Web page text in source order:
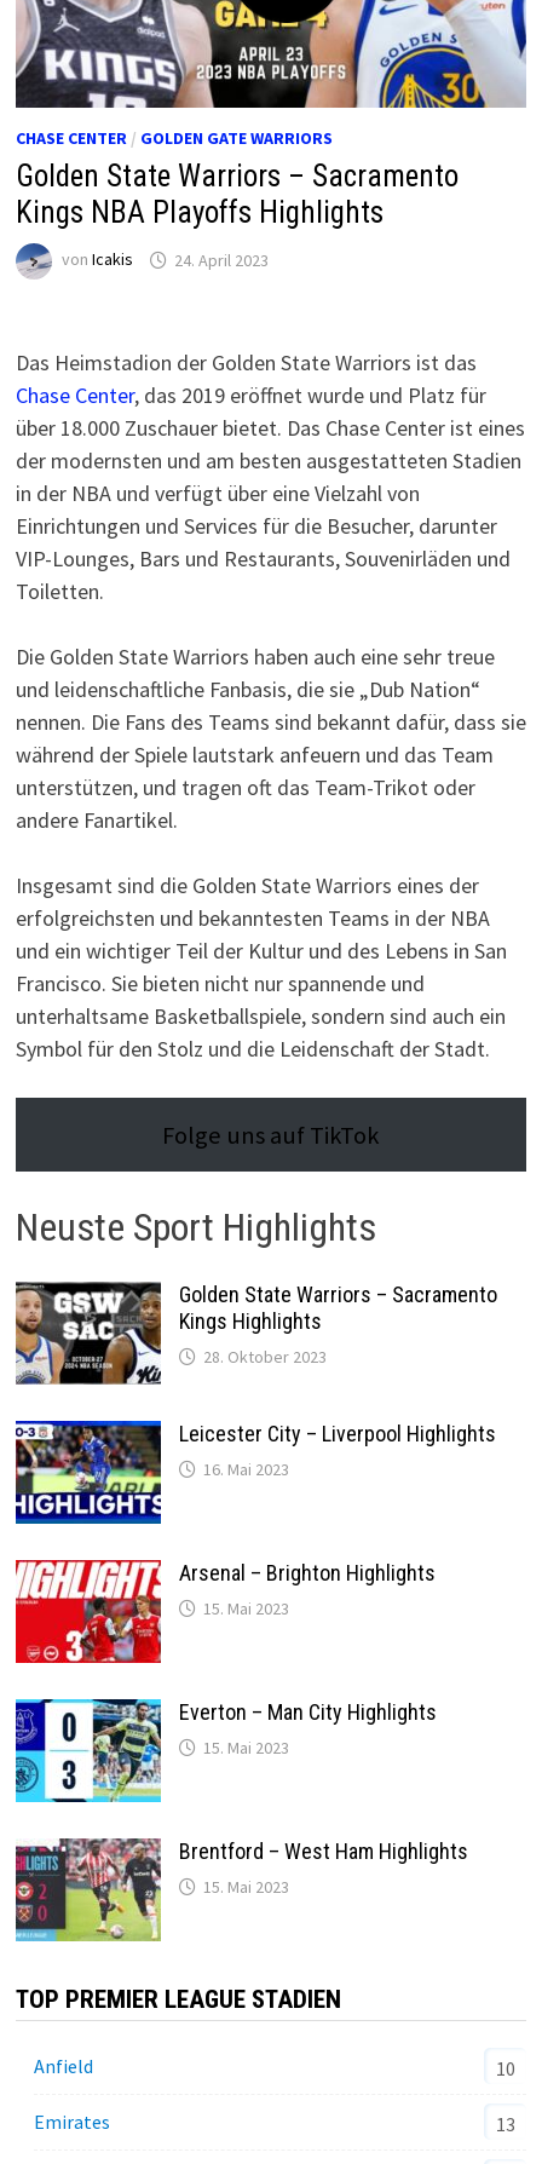
CHASE CENTER/ GOLDEN GATE WARRIORS
Golden State Warriors – Sacramento
Kings NBA Playoffs Highlights
von Icakis 24. April 2023
Das Heimstadion der Golden State Warriors ist das
Chase Center, das 2019 eröffnet wurde und Platz für
über 18.000 Zuschauer bietet. Das Chase Center ist eines
der modernsten und am besten ausgestatteten Stadien
in der NBA und verfügt über eine Vielzahl von
Einrichtungen und Services für die Besucher, darunter
VIP-Lounges, Bars und Restaurants, Souvenirläden und
Toiletten.
Die Golden State Warriors haben auch eine sehr treue
und leidenschaftliche Fanbasis, die sie „Dub Nation“
nennen. Die Fans des Teams sind bekannt dafür, dass sie
während der Spiele lautstark anfeuern und das Team
unterstützen, und tragen oft das Team-Trikot oder
andere Fanartikel.
Insgesamt sind die Golden State Warriors eines der
erfolgreichsten und bekanntesten Teams in der NBA
und ein wichtiger Teil der Kultur und des Lebens in San
Francisco. Sie bieten nicht nur spannende und
unterhaltsame Basketballspiele, sondern sind auch ein
Symbol für den Stolz und die Leidenschaft der Stadt.
Folge uns auf TikTok
Neuste Sport Highlights
Golden State Warriors – Sacramento
Kings Highlights
28. Oktober 2023
Leicester City – Liverpool Highlights
16. Mai 2023
Arsenal – Brighton Highlights
15. Mai 2023
Everton – Man City Highlights
15. Mai 2023
Brentford – West Ham Highlights
15. Mai 2023
TOP PREMIER LEAGUE STADIEN
Anfield 10
Emirates 13